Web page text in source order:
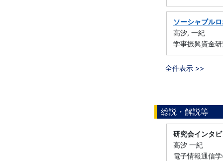
ソーシャブル
高汐, 一紀
学事振興資金
全件表示 >>
総説・解説等
研究会インタ
高汐 一紀
電子情報通信